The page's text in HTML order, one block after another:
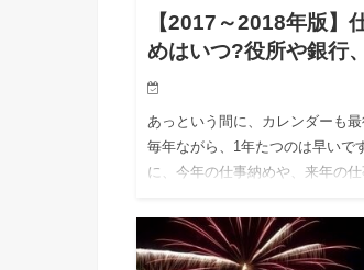
【2017～2018年版】
めはいつ?役所や銀行
あっという間に、カレンダーも最
毎年ながら、1年たつのは早いで
に、今年の仕事納めや、来年の仕
は、2017…